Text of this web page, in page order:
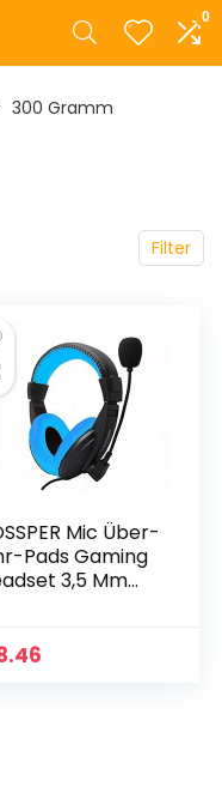
0
‎300 Gramm
Filter
Mic Über-
Pads Gaming
3,5 Mm
Für